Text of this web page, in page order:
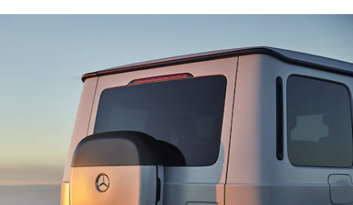
All
Shooting
Brake
New電気
Shooting
Brake
C-Class
Stationwagon
C-Class All-